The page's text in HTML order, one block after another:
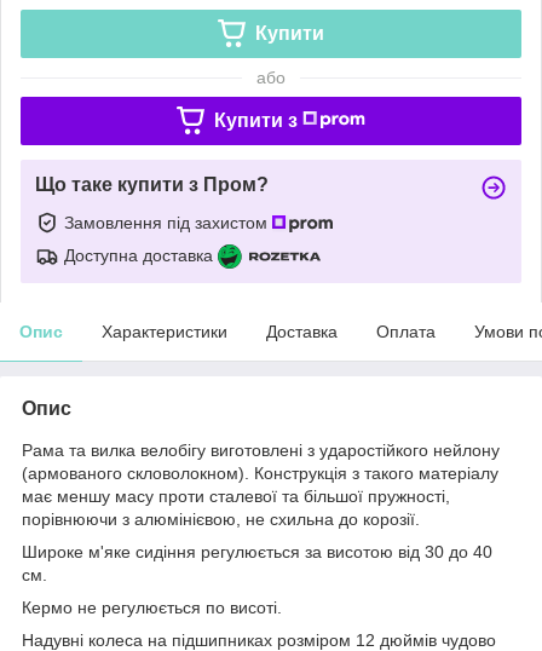
Купити
або
Купити з
Що таке купити з Пром?
Замовлення під захистом
Доступна доставка
Опис Характеристики Доставка Оплата Умови
Опис
Рама та вилка велобігу виготовлені з ударостійкого нейлону
(армованого скловолокном). Конструкція з такого матеріалу
має меншу масу проти сталевої та більшої пружності,
порівнюючи з алюмінієвою, не схильна до корозії.
Широке м'яке сидіння регулюється за висотою від 30 до 40
см.
Кермо не регулюється по висоті.
Надувні колеса на підшипниках розміром 12 дюймів чудово